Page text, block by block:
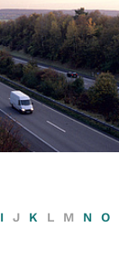
I J K L M N O